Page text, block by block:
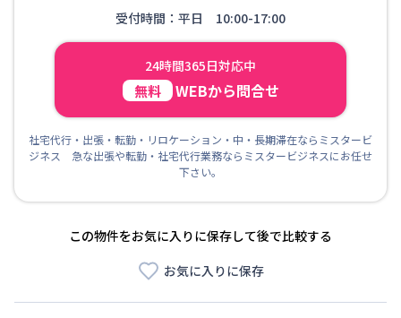
受付時間：平日 10:00-17:00
24時間365日対応中
無料 WEBから問合せ
社宅代行・出張・転勤・リロケーション・中・長期滞在ならミスタービ
ジネス 急な出張や転勤・社宅代行業務ならミスタービジネスにお任せ
下さい。
この物件をお気に入りに保存して後で比較する
お気に入りに保存